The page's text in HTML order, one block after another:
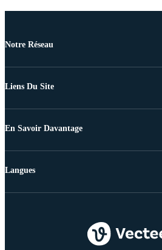
Notre Réseau
Liens Du Site
En Savoir Davantage
Langues